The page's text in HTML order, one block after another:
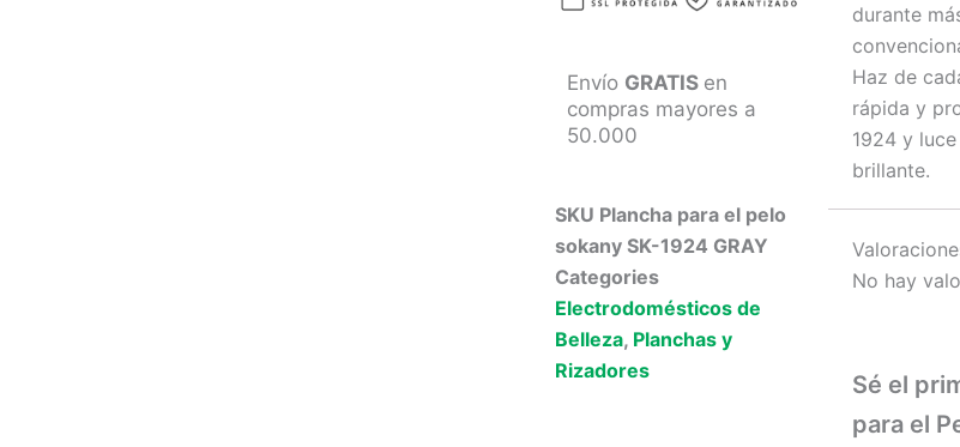
Envío GRATIS en
compras mayores a
50.000
SKU Plancha para el pelo
sokany SK-1924 GRAY
Categories
Electrodomésticos de
Belleza, Planchas y
Rizadores
durante
Haz de
rápida y
1924 y
brillante.
No hay
Sé el
para el